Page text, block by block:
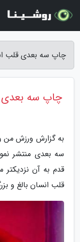
چاپ سه بعدی قلب
چاپ سه
به گزارش ورزش
سه بعدی منتشر
قدم به آن
قلب انسان بالغ و